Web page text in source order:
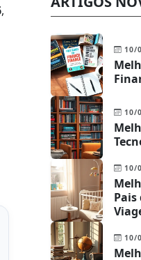
,
10/
10/
10/
Pais
10/